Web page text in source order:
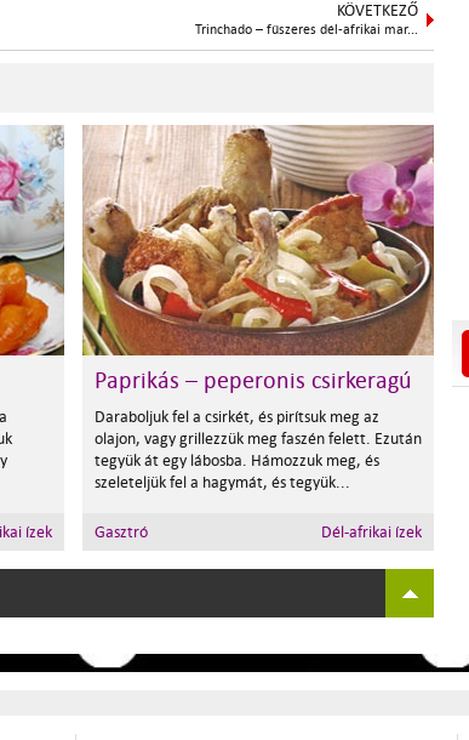
KÖVETKEZŐ
Trinchado – fűszeres dél-afrikai mar...
ízek
Paprikás – peperonis csirkeragú
Daraboljuk fel a csirkét, és pirítsuk meg az
olajon, vagy grillezzük meg faszén felett. Ezután
tegyük át egy lábosba. Hámozzuk meg, és
szeleteljük fel a hagymát, és tegyük...
Gasztró Dél-afrikai ízek